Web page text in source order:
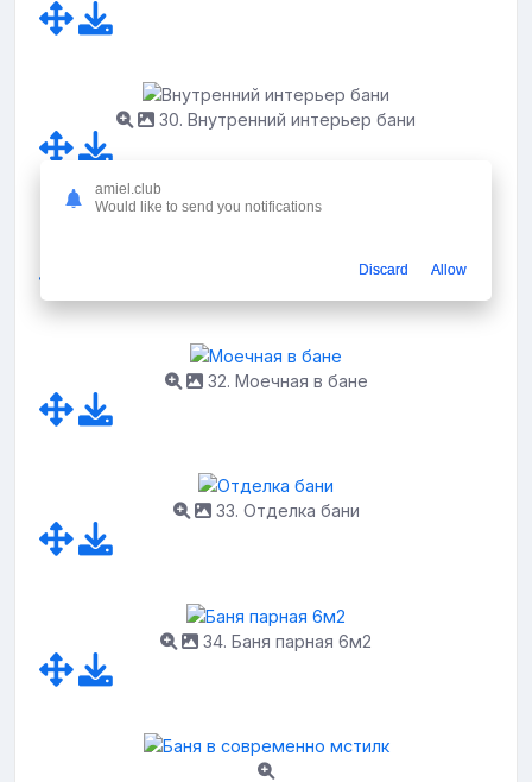
30. Внутренний интерьер бани
32. Моечная в бане
33. Отделка бани
34. Баня парная 6м2
amiel.club
Would like to send you notifications
Discard Allow